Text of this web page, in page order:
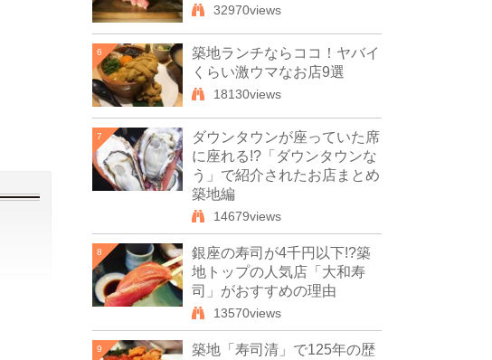
32970views
6
築地ランチならココ！ヤバイ
くらい激ウマなお店9選
18130views
7
ダウンタウンが座っていた席
に座れる!?「ダウンタウンな
う」で紹介されたお店まとめ
築地編
14679views
8
銀座の寿司が4千円以下!?築
地トップの人気店「大和寿
司」がおすすめの理由
13570views
9
築地「寿司清」で125年の歴